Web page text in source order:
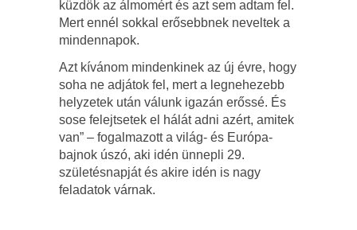
küzdök az álmomért és azt sem adtam fel.
Mert ennél sokkal erősebbnek neveltek a
mindennapok.
Azt kívánom mindenkinek az új évre, hogy
soha ne adjátok fel, mert a legnehezebb
helyzetek után válunk igazán erőssé. És
sose felejtsetek el hálát adni azért, amitek
van” – fogalmazott a világ- és Európa-
bajnok úszó, aki idén ünnepli 29.
születésnapját és akire idén is nagy
feladatok várnak.